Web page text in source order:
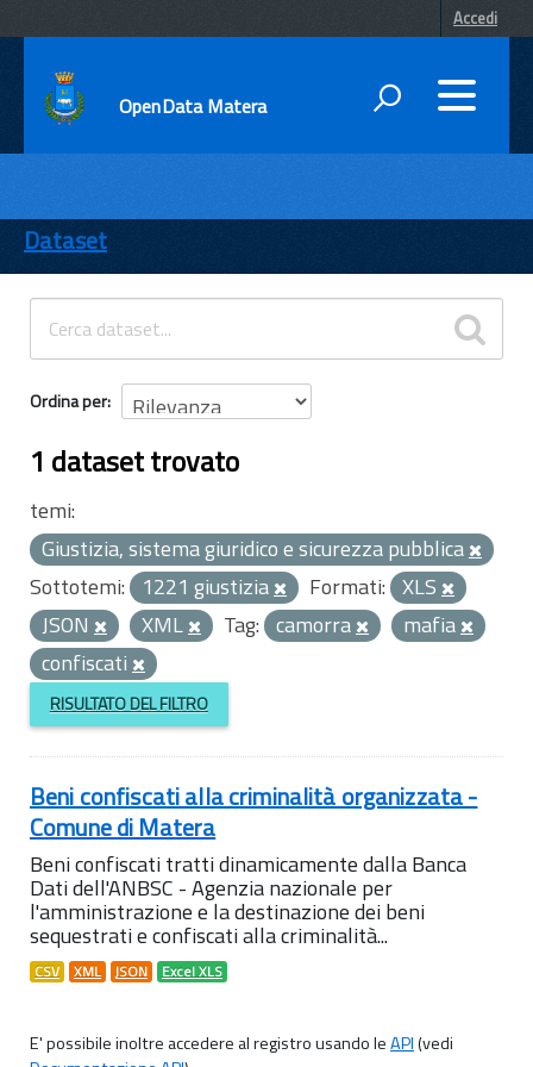
Accedi
OpenData Matera
ENTI
TEMI
INFORMAZIONI
Dataset
Ordina per
1 dataset trovato
temi:
Giustizia, sistema giuridico e sicurezza pubblica
Sottotemi:
1221 giustizia Formati: XLS
JSON
XML Tag: camorra
mafia
confiscati
RISULTATO DEL FILTRO
Beni confiscati alla criminalità organizzata -
Comune di Matera
Beni confiscati tratti dinamicamente dalla Banca
Dati dell'ANBSC - Agenzia nazionale per
l'amministrazione e la destinazione dei beni
sequestrati e confiscati alla criminalità...
CSV XML JSON Excel XLS
E' possibile inoltre accedere al registro usando leAPI(vedi